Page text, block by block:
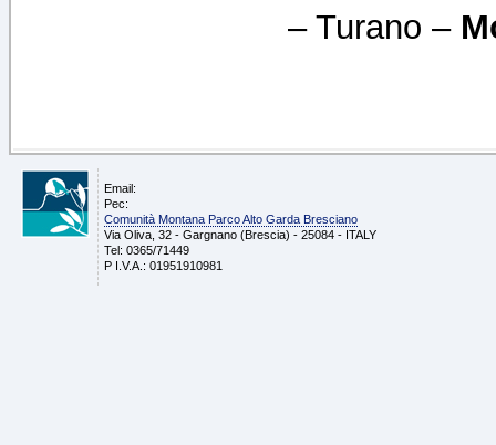
– Turano –
Email:
Pec:
Comunità Montana Parco Alto Garda Bresciano
Via Oliva, 32 - Gargnano (Brescia) - 25084 - ITALY
Tel: 0365/71449
P I.V.A.: 01951910981